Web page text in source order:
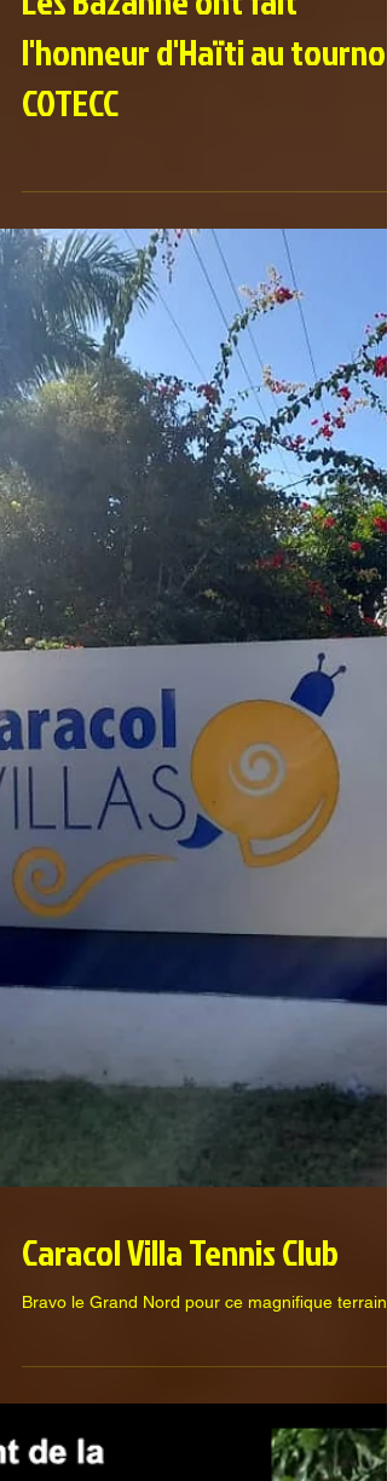
Les Bazanne ont fait
COTECC
Caracol Villa Tennis Club
Bravo le Grand Nord pour ce magnifique terrain